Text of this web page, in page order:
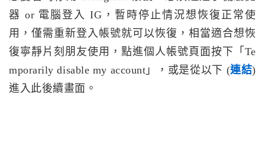
器 or 電腦登入 IG，暫時停止情況想恢復正常使
用，僅需重新登入帳號就可以恢復，相當適合想恢
復寧靜片刻朋友使用，點進個人帳號頁面按下「Te
mporarily disable my account」，或是從以下 (連結)
進入此後續畫面。